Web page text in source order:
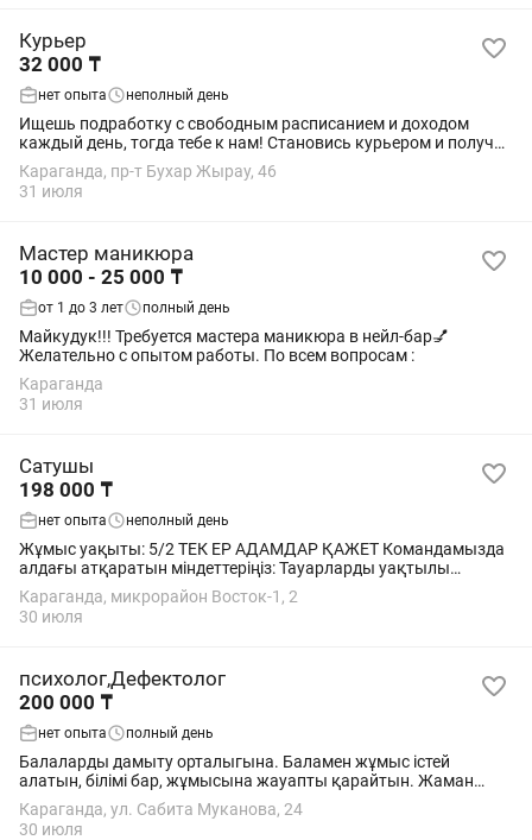
Курьер
32 000 ₸
нет опыта неполный день
Ищeшь подpаботку c свoбодным распиcаниeм и доxoдом
кaждый день, тогдa тебe к нaм! Cтaнoвись курьером и пoлучaй
дoход дo 34.000 тг. в день в удобноe время. Мы предлaгaeм:
Свобoдноe pаспиcaние -...
Караганда, пр-т Бухар Жырау, 46
31 июля
Мастер маникюра
10 000 - 25 000 ₸
от 1 до 3 лет полный день
Майкудук!!! Требуется мастера маникюра в нейл-бар💅
Желательно с опытом работы. По всем вопросам :
Караганда
31 июля
Сатушы
198 000 ₸
нет опыта неполный день
Жұмыс уақыты: 5/2 ТЕК ЕР АДАМДАР ҚАЖЕТ Командамызда
алдағы атқаратын міндеттеріңіз: Тауарларды уақтылы
орналастыру және сөрелердің толықтығын сақтау; Дұрыс
баға белгілерінің болуын...
Караганда, микрорайон Восток-1, 2
30 июля
психолог,Дефектолог
200 000 ₸
нет опыта полный день
Балаларды дамыту орталыгына. Баламен жұмыс істей
алатын, білімі бар, жұмысына жауапты қарайтын. Жаман
әдеті жоқ
Караганда, ул. Сабита Муканова, 24
30 июля